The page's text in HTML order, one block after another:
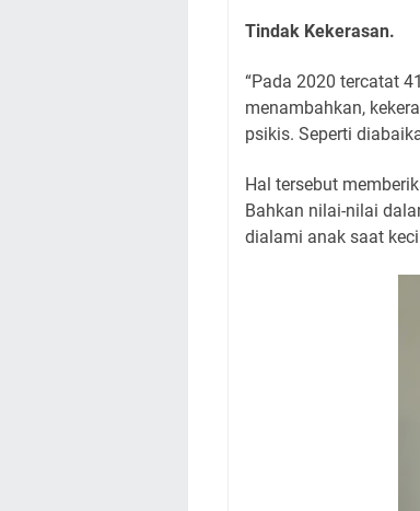
Tindak Kekerasan.
“Pada 2020 tercatat
menambahkan,
psikis. Seperti
Hal tersebut
Bahkan nilai-nilai
dialami anak saat